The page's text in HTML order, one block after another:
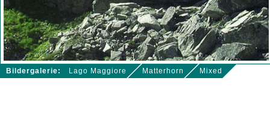
Bildergalerie: Lago Maggiore Matterhorn Mixed